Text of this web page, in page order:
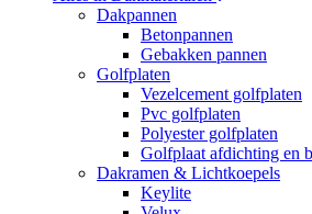
Dakpannen
Betonpannen
Gebakken pannen
Golfplaten
Vezelcement golfplaten
Pvc golfplaten
Polyester golfplaten
Golfplaat afdichting en
Dakramen & Lichtkoepels
Keylite